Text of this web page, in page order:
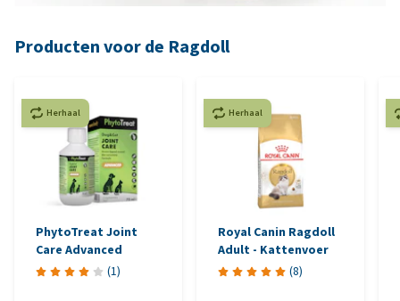
Producten voor de Ragdoll
Herhaal
PhytoTreat Joint
Care Advanced
(1)
Herhaal
Royal Canin Ragdoll
Adult - Kattenvoer
(8)